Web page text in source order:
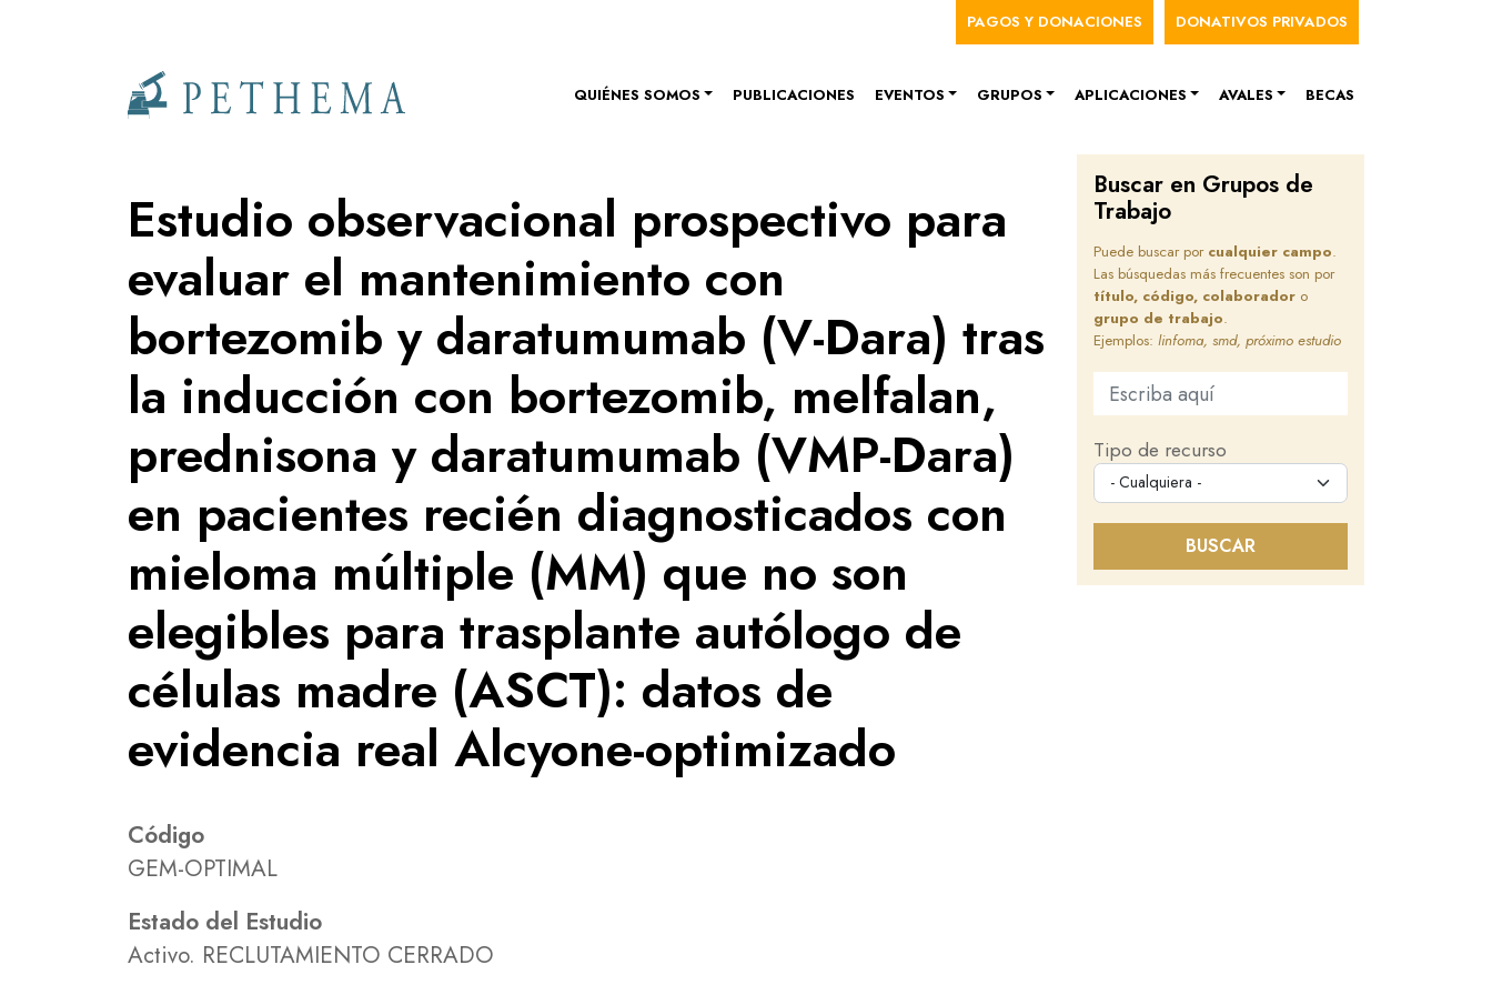
Pasar al contenido principalMenú de cuenta de usuario
PAGOS Y DONACIONES DONATIVOS PRIVADOS
Llevamos la investigación en la sangre. Navegación principal
QUIÉNES SOMOS PUBLICACIONES EVENTOS GRUPOS APLICACIONES AVALES BECAS
Estudio observacional prospectivo para
evaluar el mantenimiento con
bortezomib y daratumumab (V-Dara) tras
la inducción con bortezomib, melfalan,
prednisona y daratumumab (VMP-Dara)
en pacientes recién diagnosticados con
mieloma múltiple (MM) que no son
elegibles para trasplante autólogo de
células madre (ASCT): datos de
evidencia real Alcyone-optimizado
Código
GEM-OPTIMAL
Estado del Estudio
Activo. RECLUTAMIENTO CERRADO
Buscar en Grupos de
Trabajo
Puede buscar por cualquier campo.
Las búsquedas más frecuentes son por
título, código, colaborador o
grupo de trabajo.
Ejemplos:linfoma, smd, próximo estudio
Buscar en este sitio
Tipo de recurso
BUSCAR